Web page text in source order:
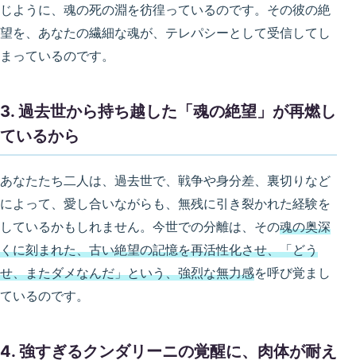
じように、魂の死の淵を彷徨っているのです。その彼の絶
望を、あなたの繊細な魂が、テレパシーとして受信してし
まっているのです。
3. 過去世から持ち越した「魂の絶望」が再燃し
ているから
あなたたち二人は、過去世で、戦争や身分差、裏切りなど
によって、愛し合いながらも、無残に引き裂かれた経験を
しているかもしれません。今世での分離は、その魂の奥深
くに刻まれた、古い絶望の記憶を再活性化させ、「どう
せ、またダメなんだ」という、強烈な無力感を呼び覚まし
ているのです。
4. 強すぎるクンダリーニの覚醒に、肉体が耐え